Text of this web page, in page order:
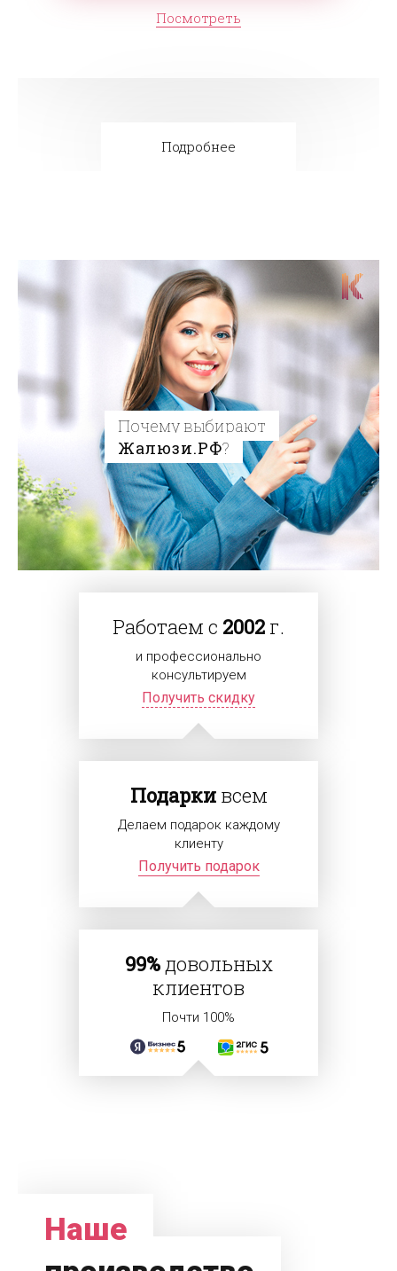
Посмотреть
Подробнее
Почему выбирают
Жалюзи.РФ?
Работаем с 2002 г.
и профессионально
консультируем
Получить скидку
Подаркивсем
Делаем подарок каждому
клиенту
Получить подарок
99%довольных
клиентов
Почти 100%
Наше